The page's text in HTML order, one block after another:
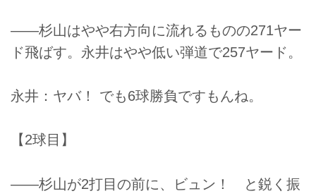
――杉山はやや右方向に流れるものの271ヤー
ド飛ばす。永井はやや低い弾道で257ヤード。
永井：ヤバ！ でも6球勝負ですもんね。
【2球目】
――杉山が2打目の前に、ビュン！ と鋭く振